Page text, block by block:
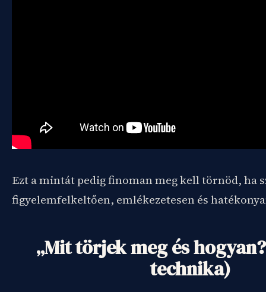
Ezt a mintát pedig finoman meg kell törnöd, ha
figyelemfelkeltően, emlékezetesen és
„Mit törjek meg és
technika)